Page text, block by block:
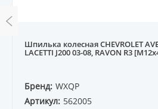
Шпилька колесная CHEVROLET
LACETTI J200 03-08, RAVON R3
Бренд: WXQP
Артикул: 562005